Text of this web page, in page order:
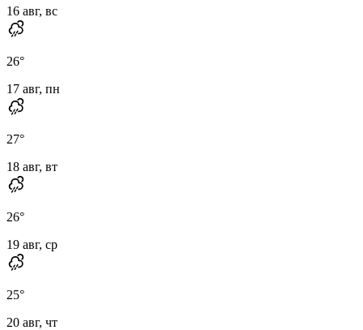
16 авг, вс
26°
17 авг, пн
27°
18 авг, вт
26°
19 авг, ср
25°
20 авг, чт